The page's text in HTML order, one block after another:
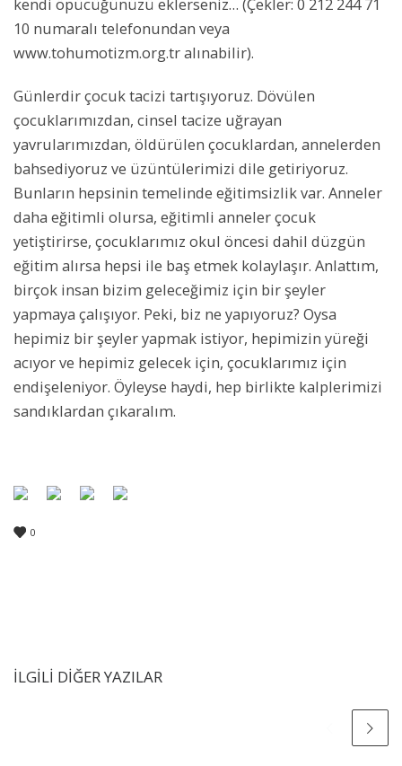
kendi öpücüğünüzü eklerseniz… (Çekler: 0 212 244 71
10 numaralı telefonundan veya
www.tohumotizm.org.tr alınabilir).
Günlerdir çocuk tacizi tartışıyoruz. Dövülen
çocuklarımızdan, cinsel tacize uğrayan
yavrularımızdan, öldürülen çocuklardan, annelerden
bahsediyoruz ve üzüntülerimizi dile getiriyoruz.
Bunların hepsinin temelinde eğitimsizlik var. Anneler
daha eğitimli olursa, eğitimli anneler çocuk
yetiştirirse, çocuklarımız okul öncesi dahil düzgün
eğitim alırsa hepsi ile baş etmek kolaylaşır. Anlattım,
birçok insan bizim geleceğimiz için bir şeyler
yapmaya çalışıyor. Peki, biz ne yapıyoruz? Oysa
hepimiz bir şeyler yapmak istiyor, hepimizin yüreği
acıyor ve hepimiz gelecek için, çocuklarımız için
endişeleniyor. Öyleyse haydi, hep birlikte kalplerimizi
sandıklardan çıkaralım.
0
İLGILI DIĞER YAZILAR